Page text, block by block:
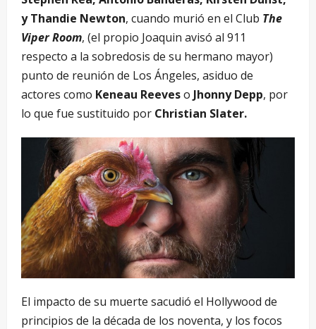
y Thandie Newton, cuando murió en el Club The
Viper Room, (el propio Joaquin avisó al 911
respecto a la sobredosis de su hermano mayor)
punto de reunión de Los Ángeles, asiduo de
actores como Keneau Reeveso Jhonny Depp, por
lo que fue sustituido por Christian Slater.
El impacto de su muerte sacudió el Hollywood de
principios de la década de los noventa, y los focos